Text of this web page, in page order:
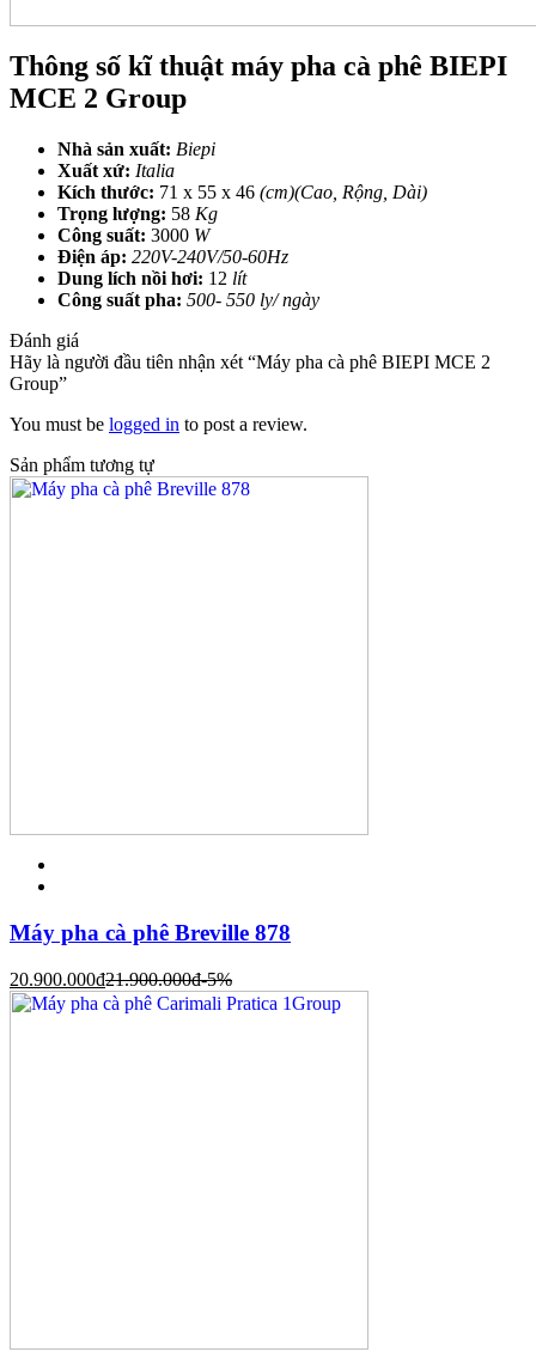
Thông số kĩ thuật máy pha cà phê BIEPI
MCE 2 Group
Nhà sản xuất: Biepi
Xuất xứ: Italia
Kích thước: 71 x 55 x 46 (cm)(Cao, Rộng, Dài)
Trọng lượng: 58 Kg
Công suất: 3000 W
Điện áp: 220V-240V/50-60Hz
Dung lích nồi hơi: 12 lít
Công suất pha: 500- 550 ly/ ngày
Đánh giá
Hãy là người đầu tiên nhận xét “Máy pha cà phê BIEPI MCE 2
Group”
You must be logged in to post a review.
Sản phẩm tương tự
Máy pha cà phê Breville 878
20.900.000đ21.900.000đ-5%